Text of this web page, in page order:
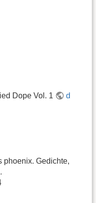
Dope Vol. 1
d
phoenix. Gedichte,